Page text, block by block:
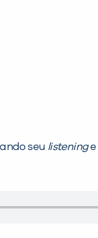
seu listeninge